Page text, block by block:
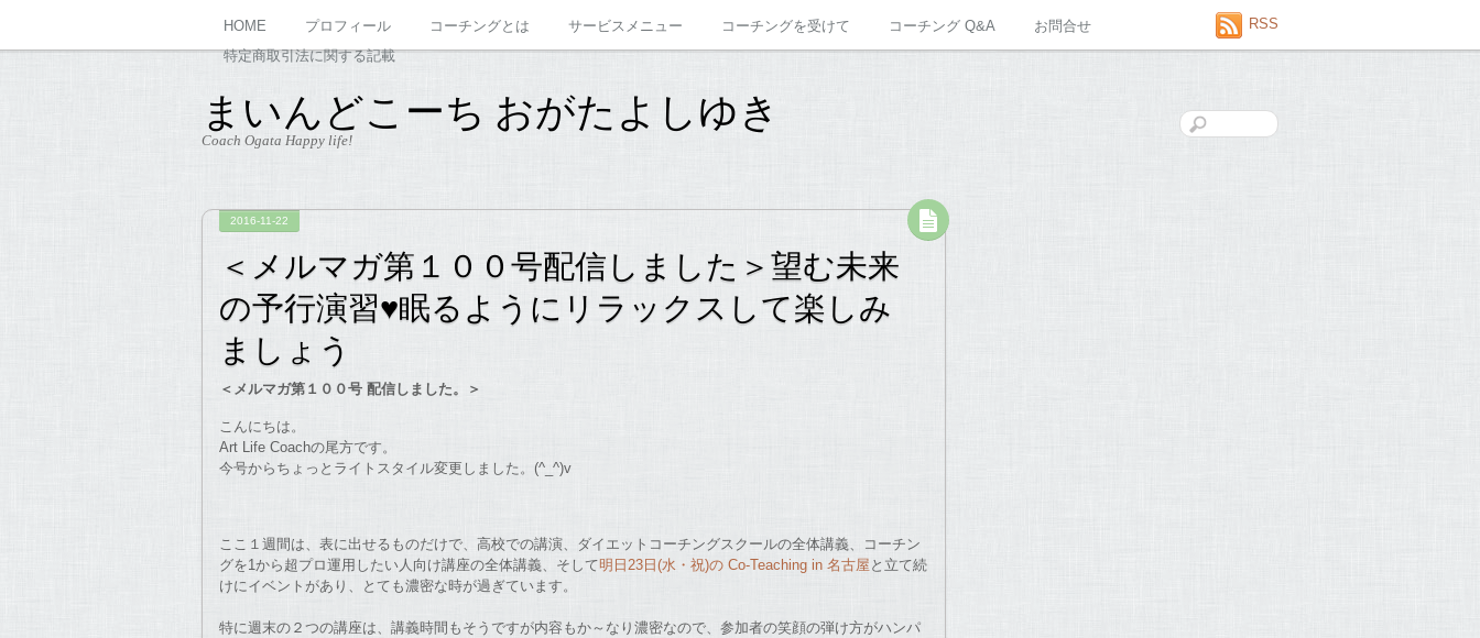
まいんどこーち おがたよしゆき
Coach Ogata Happy life!
HOME プロフィール コーチングとは サービスメニュー コーチングを受けて コーチング Q&A
お問合せ
特定商取引法に関する記載
RSS
2016-11-22
＜メルマガ第１００号配信しました＞望む未来
の予行演習♥眠るようにリラックスして楽しみ
ましょう
＜メルマガ第１００号 配信しました。＞
こんにちは。
Art Life Coachの尾方です。
今号からちょっとライトスタイル変更しました。(^_^)v
ここ１週間は、表に出せるものだけで、高校での講演、ダイエットコーチングスクールの全体講義、コーチン
グを1から超プロ運用したい人向け講座の全体講義、そして明日23日(水・祝)の Co-Teaching in 名古屋 と立て続
けにイベントがあり、とても濃密な時が過ぎています。
特に週末の２つの講座は、講義時間もそうですが内容もか～なり濃密なので、参加者の笑顔の弾け方がハンパ